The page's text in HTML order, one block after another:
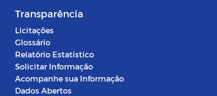
Transparência
Licitações
Glossário
Relatório Estatístico
Solicitar Informação
Acompanhe sua Informação
Dados Abertos